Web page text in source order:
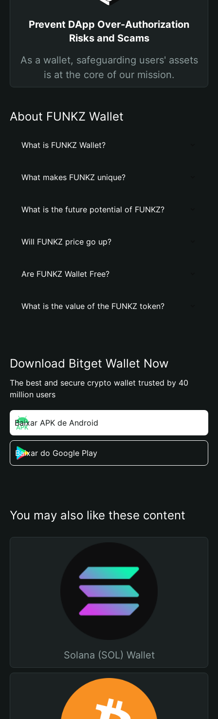
Prevent DApp Over-Authorization
Risks and Scams
As a wallet, safeguarding users' assets
is at the core of our mission.
About FUNKZ Wallet
What is FUNKZ Wallet?
What makes FUNKZ unique?
What is the future potential of FUNKZ?
Will FUNKZ price go up?
Are FUNKZ Wallet Free?
What is the value of the FUNKZ token?
Download Bitget Wallet Now
The best and secure crypto wallet trusted by 40
million users
Baixar APK de Android
Baixar do Google Play
You may also like these content
Solana (SOL) Wallet